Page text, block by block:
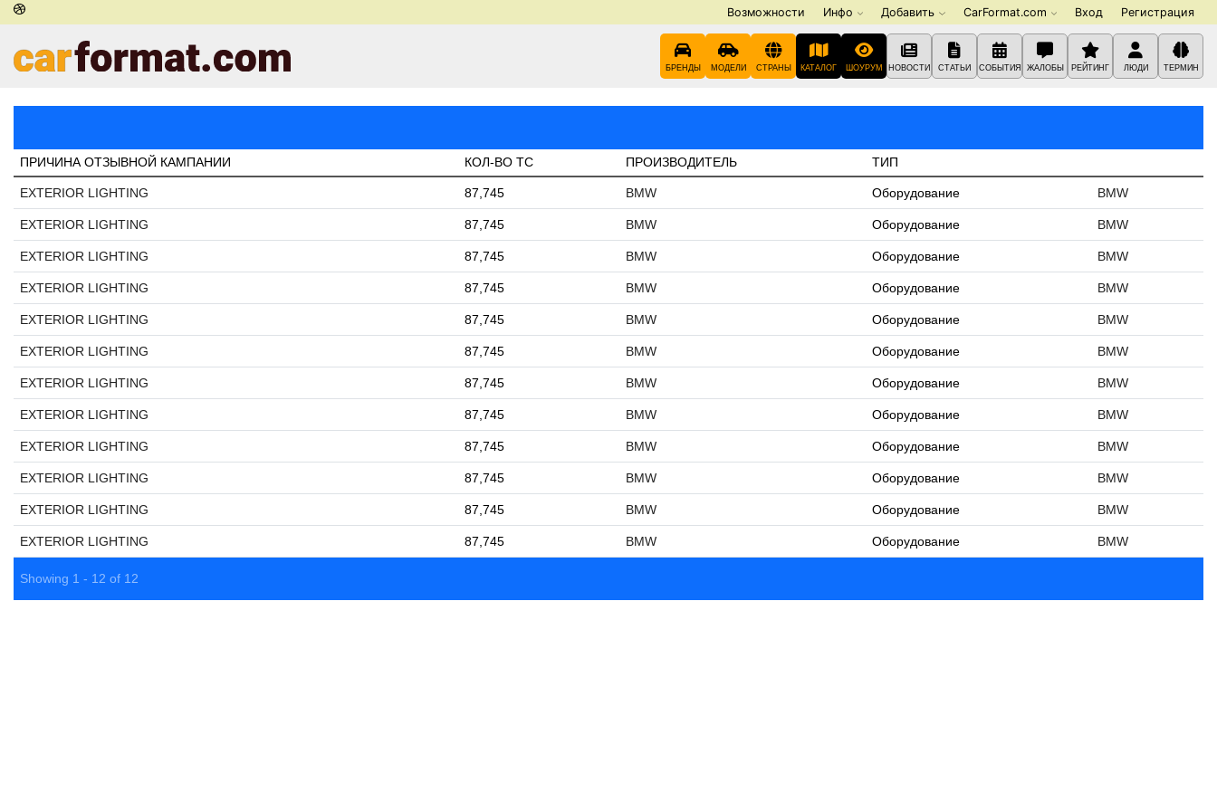
Возможности Инфо Добавить CarFormat.com Вход Регистрация
БРЕНДЫ МОДЕЛИ СТРАНЫ КАТАЛОГ ШОУРУМ НОВОСТИ СТАТЬИ СОБЫТИЯ ЖАЛОБЫ РЕЙТИНГ ЛЮДИ ТЕРМИН
ПРИЧИНА ОТЗЫВНОЙ КАМПАНИИ КОЛ-ВО ТС ПРОИЗВОДИТЕЛЬ ТИП
EXTERIOR LIGHTING 87,745 BMW Оборудование BMW
EXTERIOR LIGHTING 87,745 BMW Оборудование BMW
EXTERIOR LIGHTING 87,745 BMW Оборудование BMW
EXTERIOR LIGHTING 87,745 BMW Оборудование BMW
EXTERIOR LIGHTING 87,745 BMW Оборудование BMW
EXTERIOR LIGHTING 87,745 BMW Оборудование BMW
EXTERIOR LIGHTING 87,745 BMW Оборудование BMW
EXTERIOR LIGHTING 87,745 BMW Оборудование BMW
EXTERIOR LIGHTING 87,745 BMW Оборудование BMW
EXTERIOR LIGHTING 87,745 BMW Оборудование BMW
EXTERIOR LIGHTING 87,745 BMW Оборудование BMW
EXTERIOR LIGHTING 87,745 BMW Оборудование BMW
Showing 1 - 12 of 12